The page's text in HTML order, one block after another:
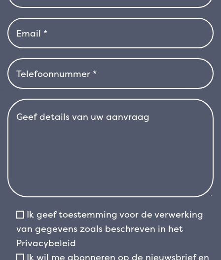
goede vormbeheersing mogelijk maakt. Hij is
vrij winterhard, maar gedijt goed op
beschutte plekken in koudere klimaten. Door
zijn grote aanpassingsvermogen is
‘Elegantissimus Aureus’ ideaal voor het
aanleggen van lage of middelgrote hagen,
groenblijvende borders, sierheesters of voor in
Ik geef toestemming voor de verwerking
van gegevens zoals beschreven in het
Privacybeleid
Ik wil me abonneren op de nieuwsbrief en